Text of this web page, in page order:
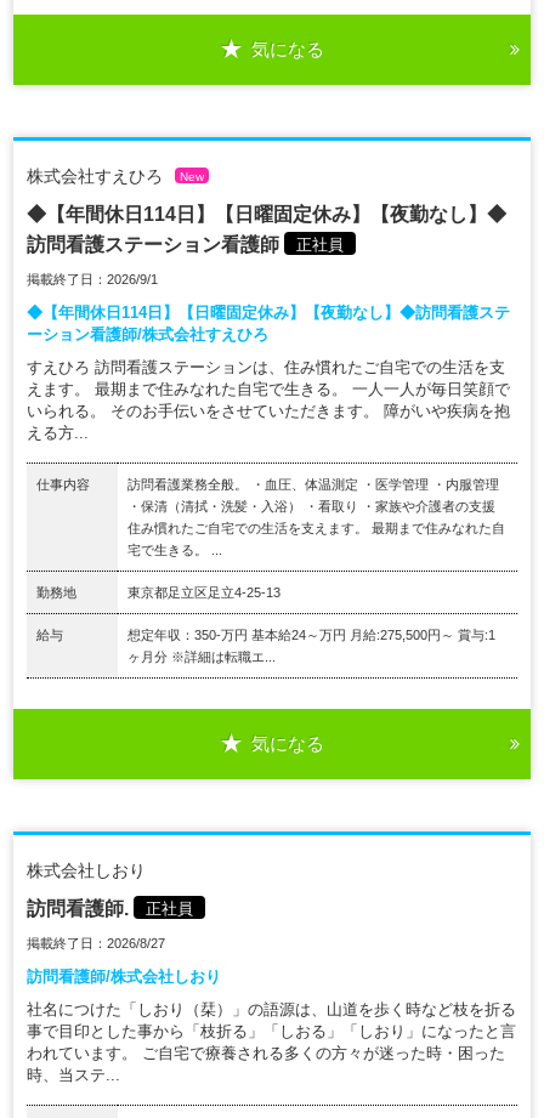
気になる
株式会社すえひろ New
◆【年間休日114日】【日曜固定休み】【夜勤なし】◆
訪問看護ステーション看護師
正社員
掲載終了日：2026/9/1
◆【年間休日114日】【日曜固定休み】【夜勤なし】◆訪問看護ステ
ーション看護師/株式会社すえひろ
すえひろ 訪問看護ステーションは、住み慣れたご自宅での生活を支
えます。 最期まで住みなれた自宅で生きる。 一人一人が毎日笑顔で
いられる。 そのお手伝いをさせていただきます。 障がいや疾病を抱
える方...
仕事内容
訪問看護業務全般。 ・血圧、体温測定 ・医学管理 ・内服管理
・保清（清拭・洗髪・入浴） ・看取り ・家族や介護者の支援
住み慣れたご自宅での生活を支えます。 最期まで住みなれた自
宅で生きる。 ...
勤務地 東京都足立区足立4-25-13
給与
想定年収：350-万円 基本給24～万円 月給:275,500円～ 賞与:1
ヶ月分 ※詳細は転職エ...
気になる
株式会社しおり
訪問看護師. 正社員
掲載終了日：2026/8/27
訪問看護師/株式会社しおり
社名につけた「しおり（栞）」の語源は、山道を歩く時など枝を折る
事で目印とした事から「枝折る」「しおる」「しおり」になったと言
われています。 ご自宅で療養される多くの方々が迷った時・困った
時、当ステ...